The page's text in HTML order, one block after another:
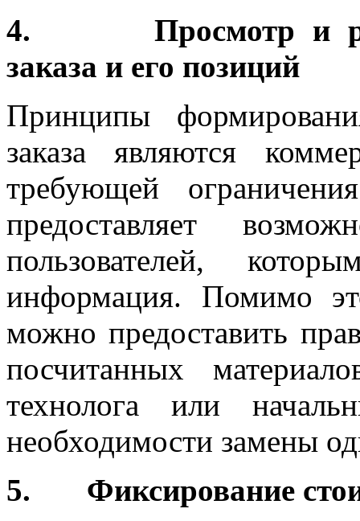
4. Просмотр и
заказа и его позиций
Принципы
заказа являются
требующей
предоставляет
пользователей,
информация. Помимо
можно предоставить
посчитанных
технолога или
необходимости замены
5. Фиксирование